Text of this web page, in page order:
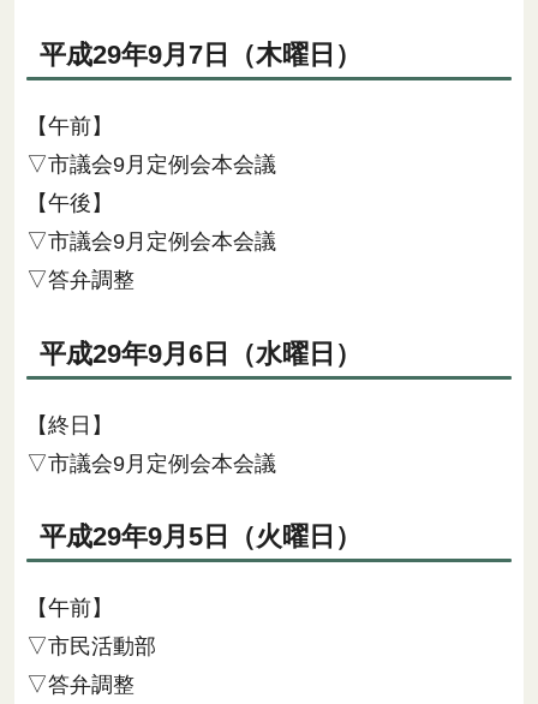
平成29年9月7日（木曜日）
【午前】
▽市議会9月定例会本会議
【午後】
▽市議会9月定例会本会議
▽答弁調整
平成29年9月6日（水曜日）
【終日】
▽市議会9月定例会本会議
平成29年9月5日（火曜日）
【午前】
▽市民活動部
▽答弁調整